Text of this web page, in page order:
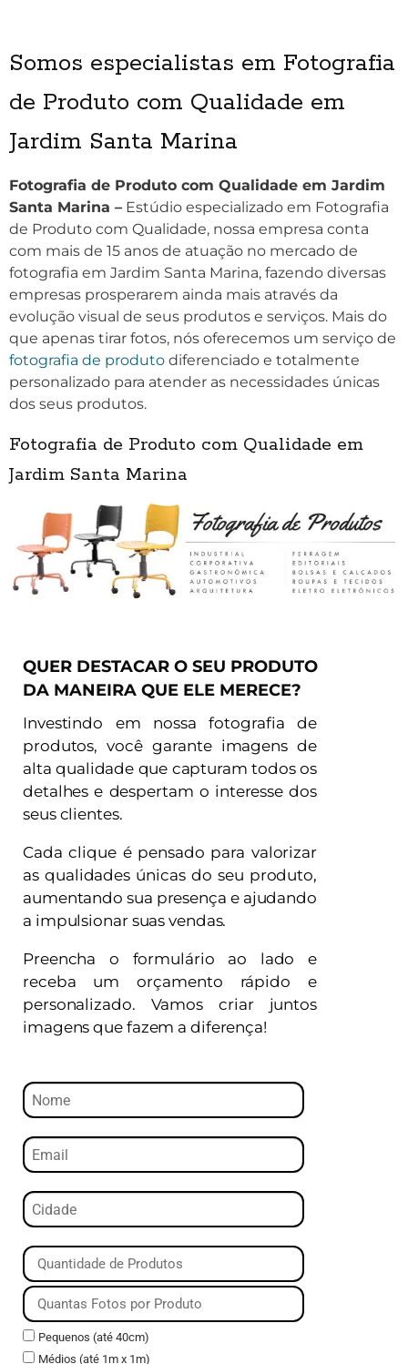
Somos especialistas em Fotografia
de Produto com Qualidade em
Jardim Santa Marina
Fotografia de Produto com Qualidade em Jardim
Santa Marina – Estúdio especializado em Fotografia
de Produto com Qualidade, nossa empresa conta
com mais de 15 anos de atuação no mercado de
fotografia em Jardim Santa Marina, fazendo diversas
empresas prosperarem ainda mais através da
evolução visual de seus produtos e serviços. Mais do
que apenas tirar fotos, nós oferecemos um serviço de
fotografia de produto diferenciado e totalmente
personalizado para atender as necessidades únicas
dos seus produtos.
Fotografia de Produto com Qualidade em
Jardim Santa Marina
QUER DESTACAR O SEU PRODUTO
DA MANEIRA QUE ELE MERECE?
Investindo em nossa fotografia de
produtos, você garante imagens de
alta qualidade que capturam todos os
detalhes e despertam o interesse dos
seus clientes.
Cada clique é pensado para valorizar
as qualidades únicas do seu produto,
aumentando sua presença e ajudando
a impulsionar suas vendas.
Preencha o formulário ao lado e
receba um orçamento rápido e
personalizado. Vamos criar juntos
imagens que fazem a diferença!
Pequenos (até 40cm)
Médios (até 1m x 1m)